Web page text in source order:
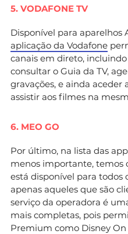
5. VODAFONE TV
Disponível para aparelhos
aplicação da Vodafone
canais em direto,
consultar o Guia da TV,
gravações, e ainda aceder
assistir aos filmes na
6. MEO GO
Por último, na lista das
menos importante, temos
está disponível para todos
apenas aqueles que são
serviço da operadora é
mais completas, pois
Premium como Disney